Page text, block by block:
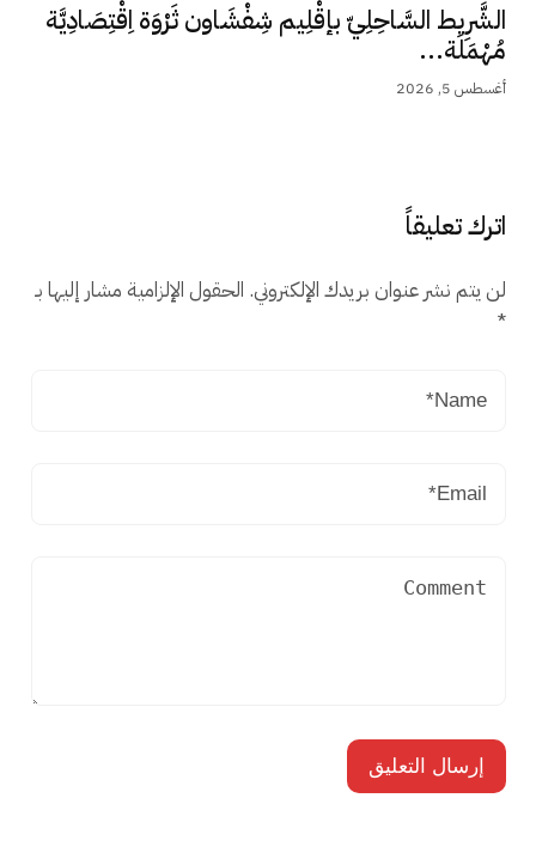
الشَّرِيط السَّاحِلِيّ بإقْلِيم شِفْشَاون ثَرْوَة اِقْتِصَادِيَّة
مُهْمَلَة...
أغسطس 5, 2026
اترك تعليقاً
لن يتم نشر عنوان بريدك الإلكتروني. الحقول الإلزامية مشار إليها بـ
*